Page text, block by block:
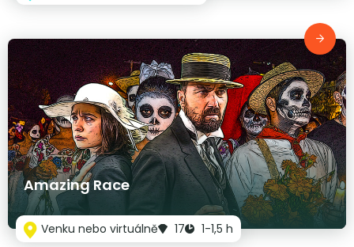
Amazing Race
Venku nebo virtuálně 17 1-1,5 h